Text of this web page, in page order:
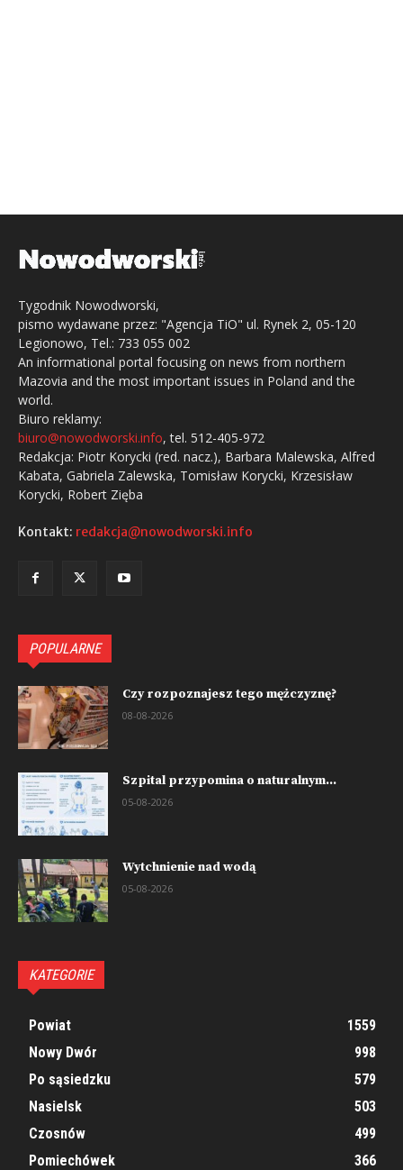
Tygodnik Nowodworski,
pismo wydawane przez: "Agencja TiO" ul. Rynek 2, 05-120
Legionowo, Tel.: 733 055 002
An informational portal focusing on news from northern
Mazovia and the most important issues in Poland and the
world.
Biuro reklamy:
biuro@nowodworski.info, tel. 512-405-972
Redakcja: Piotr Korycki (red. nacz.), Barbara Malewska, Alfred
Kabata, Gabriela Zalewska, Tomisław Korycki, Krzesisław
Korycki, Robert Zięba
Kontakt: redakcja@nowodworski.info
POPULARNE
Czy rozpoznajesz tego mężczyznę?
08-08-2026
Szpital przypomina o naturalnym...
05-08-2026
Wytchnienie nad wodą
05-08-2026
KATEGORIE
Powiat
1559
Nowy Dwór
998
Po sąsiedzku
579
Nasielsk
503
Czosnów
499
Pomiechówek
366